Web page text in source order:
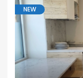
NEW